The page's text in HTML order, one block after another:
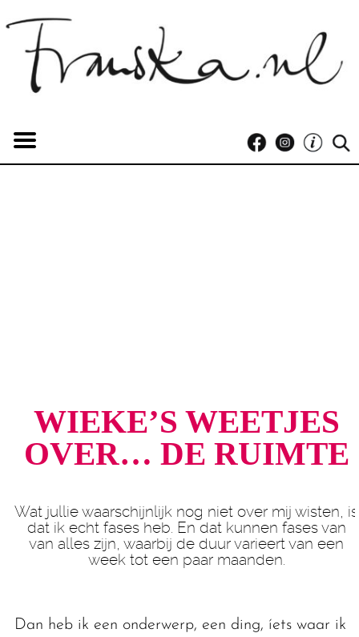
WIEKE’S WEETJES
OVER… DE RUIMTE
Wat jullie waarschijnlijk nog niet over mij wisten, is
dat ik echt fases heb. En dat kunnen fases van
van alles zijn, waarbij de duur varieert van een
week tot een paar maanden.
Dan heb ik een onderwerp, een ding, íets waar ik